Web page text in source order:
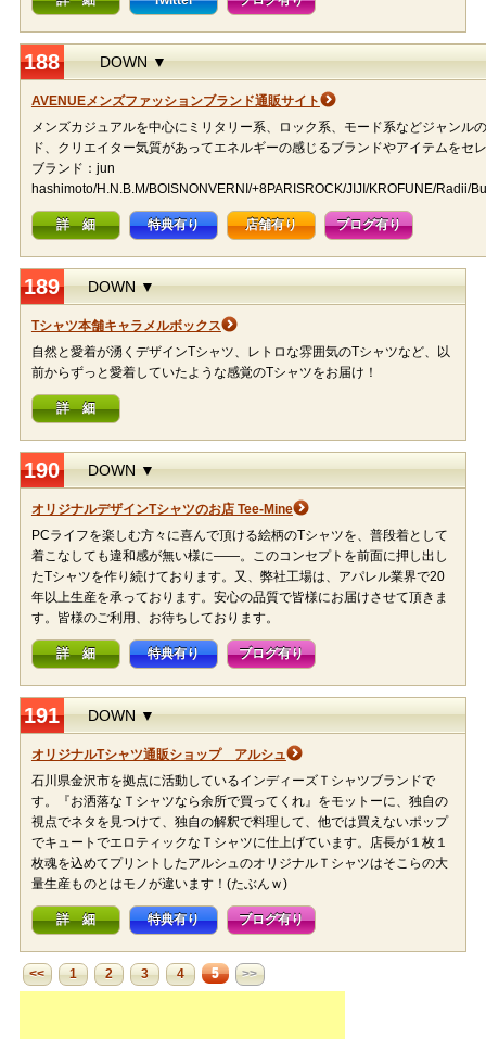
188 DOWN ▼
AVENUEメンズファッションブランド通販サイト
メンズカジュアルを中心にミリタリー系、ロック系、モード系などジャンル
ド、クリエイター気質があってエネルギーの感じるブランドやアイテムをセ
ブランド：jun
hashimoto/H.N.B.M/BOISNONVERNI/+8PARISROCK/JIJI/KROFUNE/Radii/
詳 細 特典有り 店舗有り ブログ有り
189 DOWN ▼
Tシャツ本舗キャラメルボックス
自然と愛着が湧くデザインTシャツ、レトロな雰囲気のTシャツなど、以
前からずっと愛着していたような感覚のTシャツをお届け！
詳 細
190 DOWN ▼
オリジナルデザインTシャツのお店 Tee-Mine
PCライフを楽しむ方々に喜んで頂ける絵柄のTシャツを、普段着として
着こなしても違和感が無い様に――。このコンセプトを前面に押し出し
たTシャツを作り続けております。又、弊社工場は、アパレル業界で20
年以上生産を承っております。安心の品質で皆様にお届けさせて頂きま
す。皆様のご利用、お待ちしております。
詳 細 特典有り ブログ有り
191 DOWN ▼
オリジナルTシャツ通販ショップ アルシュ
石川県金沢市を拠点に活動しているインディーズＴシャツブランドで
す。『お洒落なＴシャツなら余所で買ってくれ』をモットーに、独自の
視点でネタを見つけて、独自の解釈で料理して、他では買えないポップ
でキュートでエロティックなＴシャツに仕上げています。店長が１枚１
枚魂を込めてプリントしたアルシュのオリジナルＴシャツはそこらの大
量生産ものとはモノが違います！(たぶんｗ)
詳 細 特典有り ブログ有り
<< 1 2 3 4 5 >>